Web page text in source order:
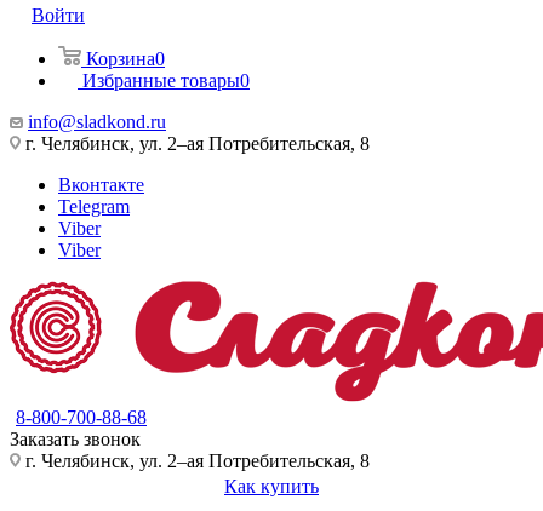
Войти
Корзина0
Избранные товары0
info@sladkond.ru
г. Челябинск, ул. 2–ая Потребительская, 8
Вконтакте
Telegram
Viber
Viber
8-800-700-88-68
Заказать звонок
г. Челябинск, ул. 2–ая Потребительская, 8
Как купить